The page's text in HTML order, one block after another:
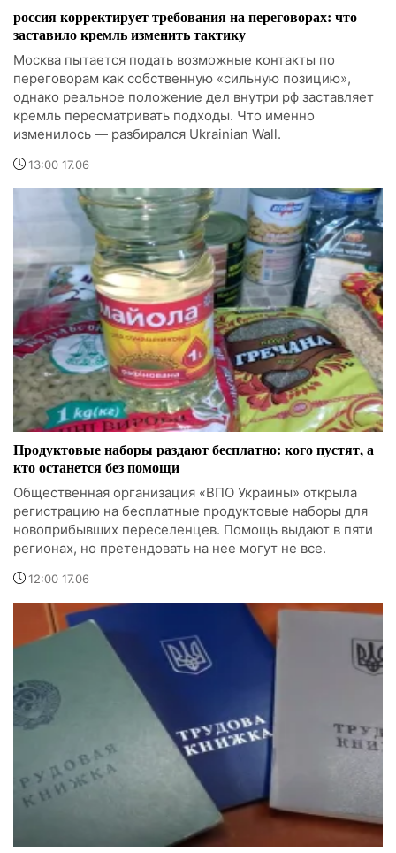
россия корректирует требования на переговорах: что
заставило кремль изменить тактику
Москва пытается подать возможные контакты по
переговорам как собственную «сильную позицию»,
однако реальное положение дел внутри рф заставляет
кремль пересматривать подходы. Что именно
изменилось — разбирался Ukrainian Wall.
13:00 17.06
Продуктовые наборы раздают бесплатно: кого пустят, а
кто останется без помощи
Общественная организация «ВПО Украины» открыла
регистрацию на бесплатные продуктовые наборы для
новоприбывших переселенцев. Помощь выдают в пяти
регионах, но претендовать на нее могут не все.
12:00 17.06